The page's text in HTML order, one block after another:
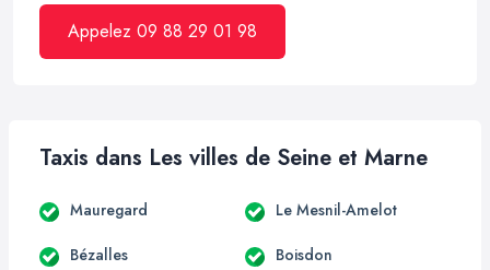
Appelez 09 88 29 01 98
Taxis dans Les villes de Seine et Marne
Mauregard Le Mesnil-Amelot
Bézalles Boisdon